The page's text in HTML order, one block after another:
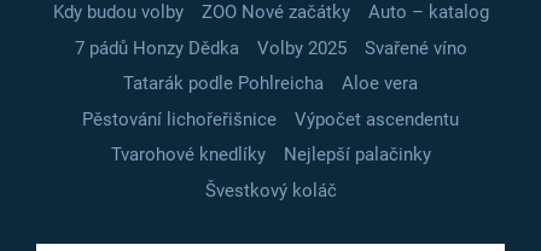
Kdy budou volby
ZOO Nové začátky
Auto – katalog
7 pádů Honzy Dědka
Volby 2025
Svařené víno
Tatarák podle Pohlreicha
Aloe vera
Pěstování lichořeřišnice
Výpočet ascendentu
Tvarohové knedlíky
Nejlepší palačinky
Švestkový koláč